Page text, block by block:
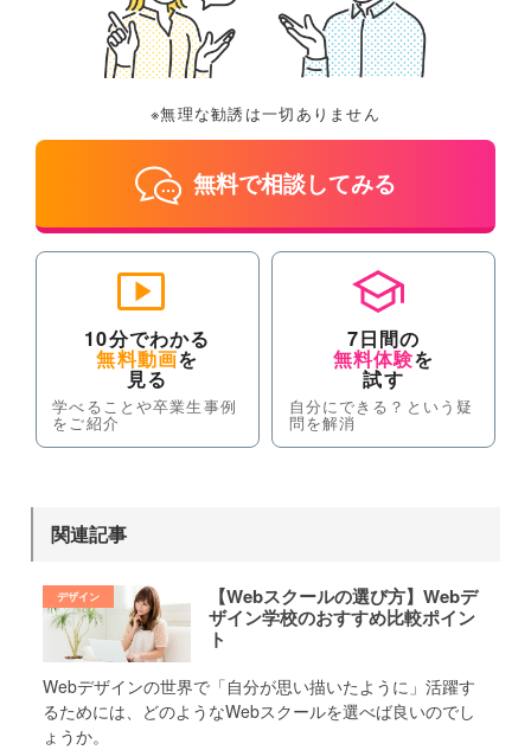
※無理な勧誘は一切ありません
無料で相談してみる
10分でわかる
無料動画を
見る
学べることや卒業生事例
をご紹介
7日間の
無料体験を
試す
自分にできる？という疑
問を解消
関連記事
【Webスクールの選び方】Webデ
ザイン学校のおすすめ比較ポイン
ト
Webデザインの世界で「自分が思い描いたように」活躍す
るためには、どのようなWebスクールを選べば良いのでし
ょうか。